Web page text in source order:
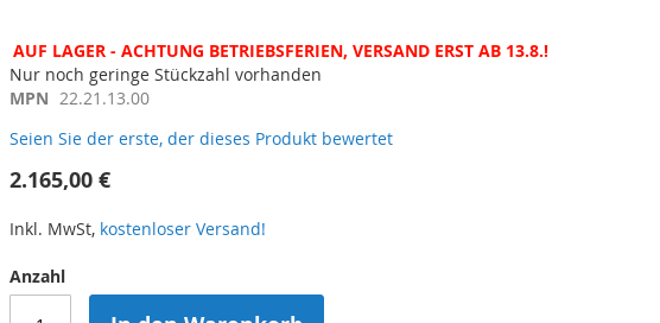
AUF LAGER - ACHTUNG BETRIEBSFERIEN, VERSAND ERST AB 13.8.!
Nur noch geringe Stückzahl vorhanden
MPN 22.21.13.00
Seien Sie der erste, der dieses Produkt bewertet
2.165,00 €
Inkl. MwSt, kostenloser Versand!
Anzahl